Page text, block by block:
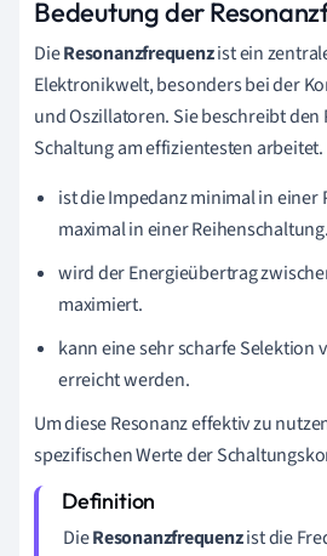
Bedeutung der
DieResonanzfrequenzist ein
Elektronikwelt, besonders bei der
und Oszillatoren. Sie beschreibt den
Schaltung am effizientesten
ist die Impedanz minimal in einer
maximal in einer Reihenschaltung.
wird der Energieübertrag
maximiert.
kann eine sehr scharfe Selektion
erreicht werden.
Um diese Resonanz effektiv zu
spezifischen Werte der
DieResonanzfrequenzist die